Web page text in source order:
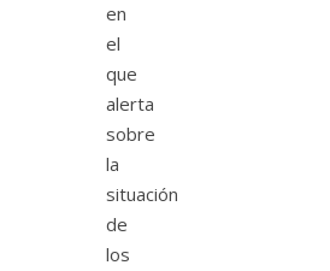
en
el
que
alerta
sobre
la
situación
de
los